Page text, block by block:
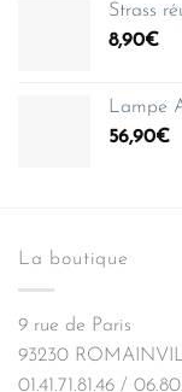
Strass
8,90€
Lampe
56,90€
La boutique
9 rue de Paris
93230
01.41.71.81.46 /